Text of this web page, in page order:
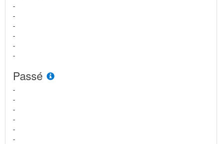
-
-
-
-
-
-
Passé
-
-
-
-
-
-